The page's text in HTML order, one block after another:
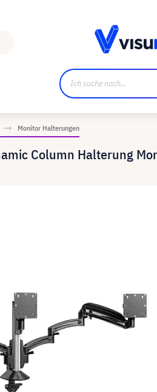
Monitor Halterungen
Column Halterung